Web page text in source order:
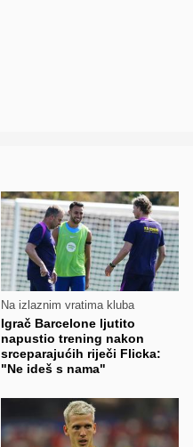
Na izlaznim vratima kluba
Igrač Barcelone ljutito
napustio trening nakon
srceparajućih riječi Flicka:
"Ne ideš s nama"